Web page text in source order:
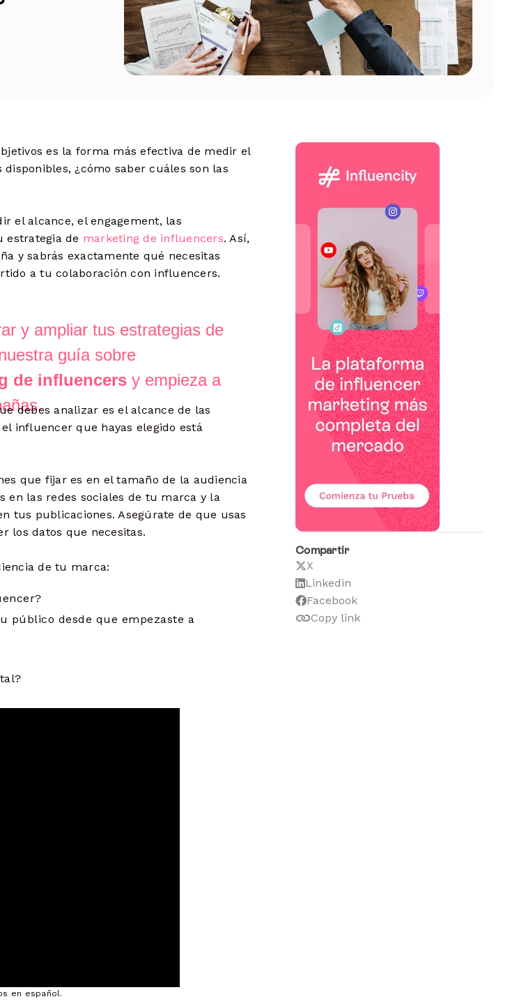
múltiples enlaces, destaca
y haz seguimiento de los
gestiona y optimiza anuncios
Identifica brechas, valida ideas y
define estrategias
es la forma más efectiva de medir el
¿cómo saber cuáles son las
el alcance, el engagement, las
estrategia de marketing de influencers. Así,
y sabrás exactamente qué necesitas
a tu colaboración con influencers.
y ampliar tus estrategias de
guía sobre
de influencers y empieza a
debes analizar es el alcance de las
influencer que hayas elegido está
que fijar es en el tamaño de la audiencia
las redes sociales de tu marca y la
tus publicaciones. Asegúrate de que usas
los datos que necesitas.
de tu marca:
público desde que empezaste a
en español.
Compartir
X
Linkedin
Facebook
Copy link